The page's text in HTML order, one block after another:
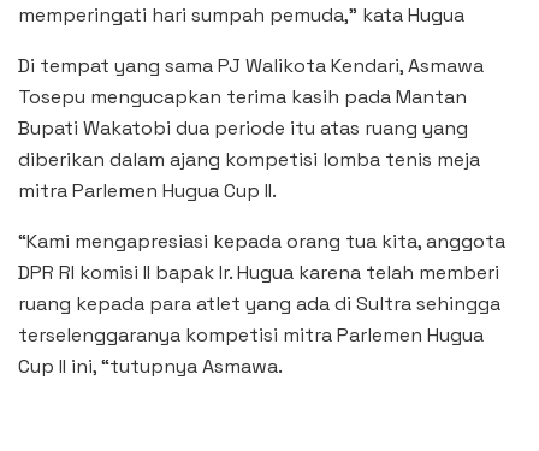
memperingati hari sumpah pemuda,” kata Hugua
Di tempat yang sama PJ Walikota Kendari, Asmawa
Tosepu mengucapkan terima kasih pada Mantan
Bupati Wakatobi dua periode itu atas ruang yang
diberikan dalam ajang kompetisi lomba tenis meja
mitra Parlemen Hugua Cup II.
“Kami mengapresiasi kepada orang tua kita, anggota
DPR RI komisi II bapak Ir. Hugua karena telah memberi
ruang kepada para atlet yang ada di Sultra sehingga
terselenggaranya kompetisi mitra Parlemen Hugua
Cup II ini, “tutupnya Asmawa.